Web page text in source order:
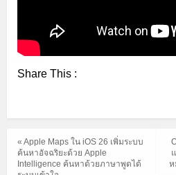
Share This :
ห
« Apple Maps ใน iOS 26 เพิ่มระบบ
ค้นหาอัจฉริยะด้วย Apple
Intelligence ค้นหาด้วยภาษาพูดได้